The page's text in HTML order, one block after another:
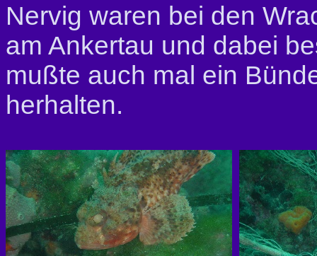
Nervig waren bei den
am Ankertau und dabei
mußte auch mal ein
herhalten.